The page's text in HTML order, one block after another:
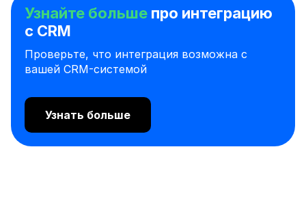
Узнайте больше про интеграцию
с CRM
Проверьте, что интеграция возможна с
вашей CRM-системой
Узнать больше